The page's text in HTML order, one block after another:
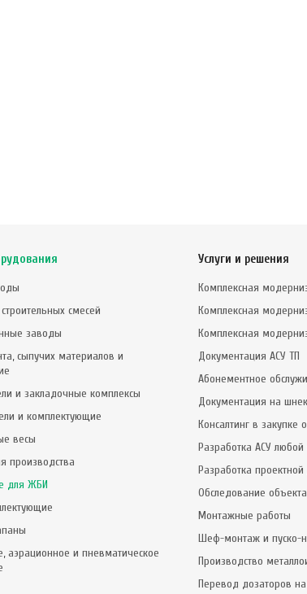
смесей
заводы
сыпучих материалов и
и закладочные комплексы
и комплектующие
весы
производства
для ЖБИ
аэрационное и пневматическое
Услуги и решения
Комплексная
Комплексная
Комплексная
Документация АСУ ТП
Абонементное
Документация на
Консалтинг в закупке
Разработка АСУ любой
Разработка
Обследование
Монтажные работы
Шеф-монтаж и пуско-
Производство
Перевод дозаторов